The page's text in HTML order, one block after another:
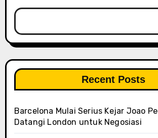
Recent Posts
Barcelona Mulai Serius Kejar Joao
Datangi London untuk Negosiasi